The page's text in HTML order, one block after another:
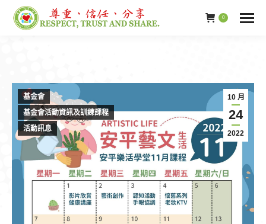
0
10 月
24
2022
基金會
基金會活動資訊及訓練課程
活動訊息